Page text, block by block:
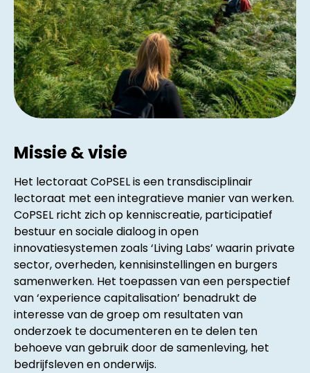
Missie & visie
Het lectoraat CoPSEL is een transdisciplinair
lectoraat met een integratieve manier van werken.
CoPSEL richt zich op kenniscreatie, participatief
bestuur en sociale dialoog in open
innovatiesystemen zoals ‘Living Labs’ waarin private
sector, overheden, kennisinstellingen en burgers
samenwerken. Het toepassen van een perspectief
van ‘experience capitalisation’ benadrukt de
interesse van de groep om resultaten van
onderzoek te documenteren en te delen ten
behoeve van gebruik door de samenleving, het
bedrijfsleven en onderwijs.